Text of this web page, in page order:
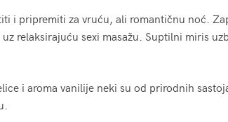
i pripremiti za vruću, ali romantičnu noć.
relaksirajuću sexi masažu. Suptilni miris
i aroma vanilije neki su od prirodnih